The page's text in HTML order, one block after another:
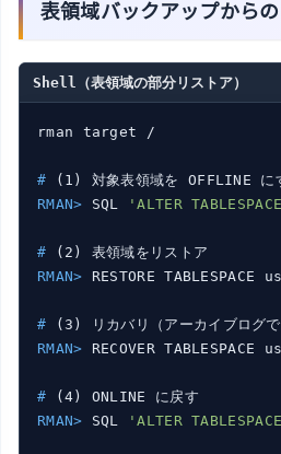
表領域バックアップから
Shell（表領域の部分リストア）
# (1) 対象表領域を OFFLINE に
RMAN> SQL 'ALTER
# (2) 表領域をリストア
RMAN> RESTORE TABLESPACE
# (3) リカバリ（アーカイブログで
RMAN> RECOVER TABLESPACE
# (4) ONLINE に戻す
RMAN> SQL 'ALTER